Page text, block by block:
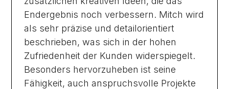
Endergebnis noch verbessern. Mitch wird
als sehr präzise und detailorientiert
beschrieben, was sich in der hohen
Zufriedenheit der Kunden widerspiegelt.
Besonders hervorzuheben ist seine
Fähigkeit, auch anspruchsvolle Projekte